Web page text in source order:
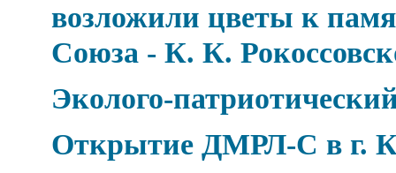
возложили цветы к
Союза - К. К.
Эколого-
Открытие ДМРЛ-С в г.